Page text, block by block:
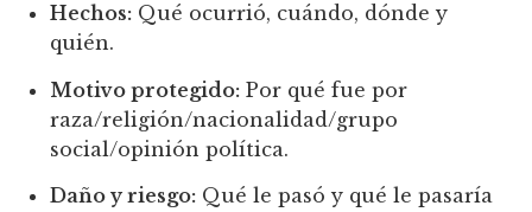
Hechos: Qué ocurrió, cuándo, dónde y
quién.
Motivo protegido: Por qué fue por
raza/religión/nacionalidad/grupo
social/opinión política.
Daño y riesgo: Qué le pasó y qué le pasaría